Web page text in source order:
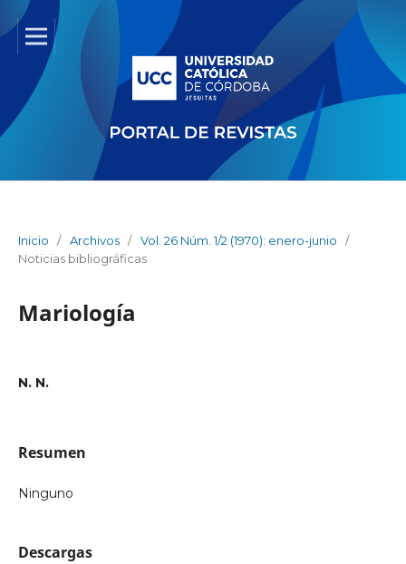
Inicio / Archivos / Vol. 26 Núm. 1/2 (1970): enero-junio
/
Noticias bibliográficas
Mariología
N. N.
Resumen
Ninguno
Descargas